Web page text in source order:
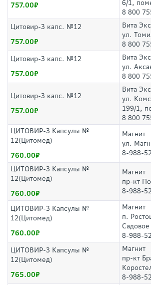
757.00
6/1,
8 800
Цитовир-3 капс. №12
757.00
Вита
ул.
8 800
Цитовир-3 капс. №12
757.00
Вита
ул.
8 800
Цитовир-3 капс. №12
757.00
Вита
ул.
199/1,
8 800
ЦИТОВИР-3 Капсулы №
12(Цитомед)
760.00
Магнит
ул.
8-988-
ЦИТОВИР-3 Капсулы №
12(Цитомед)
760.00
Магнит
пр-кт
8-988-
ЦИТОВИР-3 Капсулы №
12(Цитомед)
760.00
Магнит
п.
8-988-
ЦИТОВИР-3 Капсулы №
12(Цитомед)
765.00
Магнит
пр-кт
8-988-